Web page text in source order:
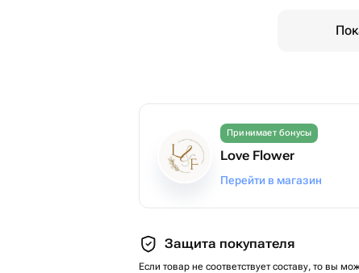
Принимает бонусы
Love Flower
Перейти в магазин
Защита покупателя
Если товар не соответствует составу, то вы